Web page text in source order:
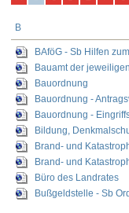
B
BAföG - Sb Hilfen
Bauamt der
Bauordnung
Bauordnung -
Bauordnung -
Bildung,
Brand- und
Brand- und
Büro des Landrates
Bußgeldstelle - Sb